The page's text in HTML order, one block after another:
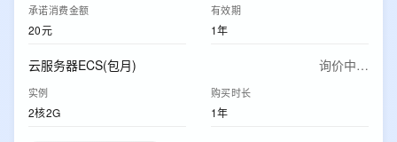
承诺消费金额
20元
有效期
1年
云服务器ECS(包月) 询价中…
实例
2核2G
购买时长
1年